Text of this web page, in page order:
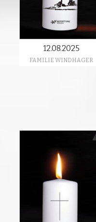
12.08.2025
FAMILIE WINDHAGER